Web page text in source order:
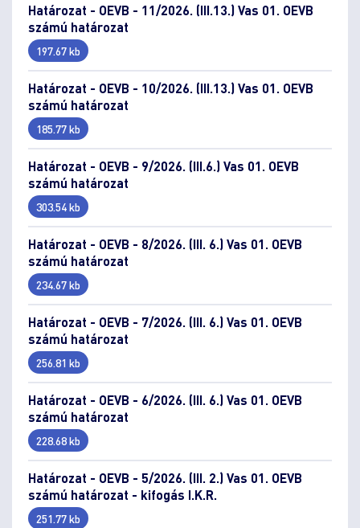
Határozat - OEVB - 11/2026. (III.13.) Vas 01. OEVB
számú határozat
197.67 kb
Határozat - OEVB - 10/2026. (III.13.) Vas 01. OEVB
számú határozat
185.77 kb
Határozat - OEVB - 9/2026. (III.6.) Vas 01. OEVB
számú határozat
303.54 kb
Határozat - OEVB - 8/2026. (III. 6.) Vas 01. OEVB
számú határozat
234.67 kb
Határozat - OEVB - 7/2026. (III. 6.) Vas 01. OEVB
számú határozat
256.81 kb
Határozat - OEVB - 6/2026. (III. 6.) Vas 01. OEVB
számú határozat
228.68 kb
Határozat - OEVB - 5/2026. (III. 2.) Vas 01. OEVB
számú határozat - kifogás I.K.R.
251.77 kb